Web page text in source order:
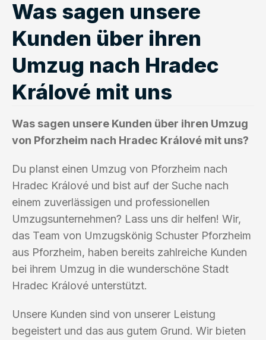
Was sagen unsere
Kunden über ihren
Umzug nach Hradec
Králové mit uns
Was sagen unsere Kunden über ihren Umzug
von Pforzheim nach Hradec Králové mit uns?
Du planst einen Umzug von Pforzheim nach
Hradec Králové und bist auf der Suche nach
einem zuverlässigen und professionellen
Umzugsunternehmen? Lass uns dir helfen! Wir,
das Team von Umzugskönig Schuster Pforzheim
aus Pforzheim, haben bereits zahlreiche Kunden
bei ihrem Umzug in die wunderschöne Stadt
Hradec Králové unterstützt.
Unsere Kunden sind von unserer Leistung
begeistert und das aus gutem Grund. Wir bieten